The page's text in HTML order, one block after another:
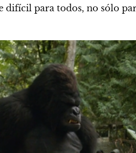
difícil para todos, no sólo